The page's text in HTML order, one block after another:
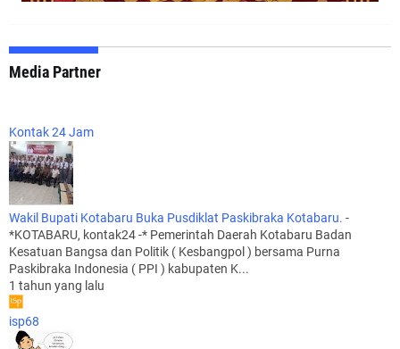
Media Partner
Kontak 24 Jam
Wakil Bupati Kotabaru Buka Pusdiklat Paskibraka Kotabaru. -
*KOTABARU, kontak24 -* Pemerintah Daerah Kotabaru Badan
Kesatuan Bangsa dan Politik ( Kesbangpol ) bersama Purna
Paskibraka Indonesia ( PPI ) kabupaten K...
1 tahun yang lalu
isp68